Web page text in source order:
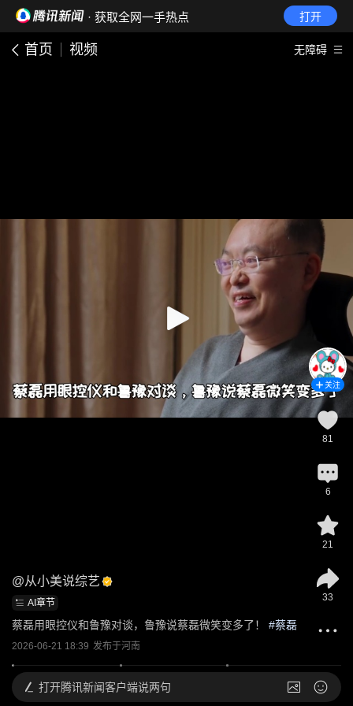
· 获取全网一手热点 打开
首页 视频 无障碍
@从小美说综艺
AI章节
蔡磊用眼控仪和鲁豫对谈，鲁豫说蔡磊微笑变多了！ #蔡磊
2026-06-21 18:39 发布于河南
关注
81
6
21
33
打开腾讯新闻客户端说两句